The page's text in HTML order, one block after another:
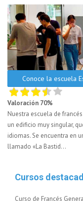
Conoce la escuela
Valoración 70%
Nuestra escuela de
un edificio muy singular,
idiomas. Se encuentra en
llamado «La Bastid...
Cursos
Curso de Francés